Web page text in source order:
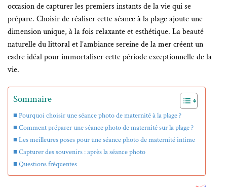
occasion de capturer les premiers instants de la vie qui se
prépare. Choisir de réaliser cette séance à la plage ajoute une
dimension unique, à la fois relaxante et esthétique. La beauté
naturelle du littoral et l’ambiance sereine de la mer créent un
cadre idéal pour immortaliser cette période exceptionnelle de la
vie.
Sommaire
Pourquoi choisir une séance photo de maternité à la plage ?
Comment préparer une séance photo de maternité sur la plage ?
Les meilleures poses pour une séance photo de maternité intime
Capturer des souvenirs : après la séance photo
Questions fréquentes